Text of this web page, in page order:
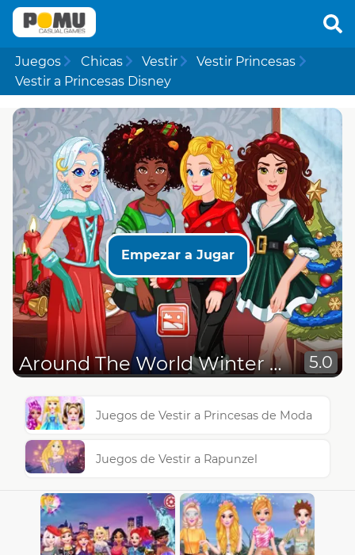
Juegos Chicas Vestir
Vestir Princesas
Vestir a Princesas Disney
Empezar a Jugar
Around The World Winter Holidays 5.0
Juegos de Vestir a Princesas de Moda
Juegos de Vestir a Rapunzel